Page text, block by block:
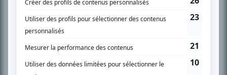
À propos
Nous contacter
Termes et conditions
Politique de confidentialité
Gestion du consentement